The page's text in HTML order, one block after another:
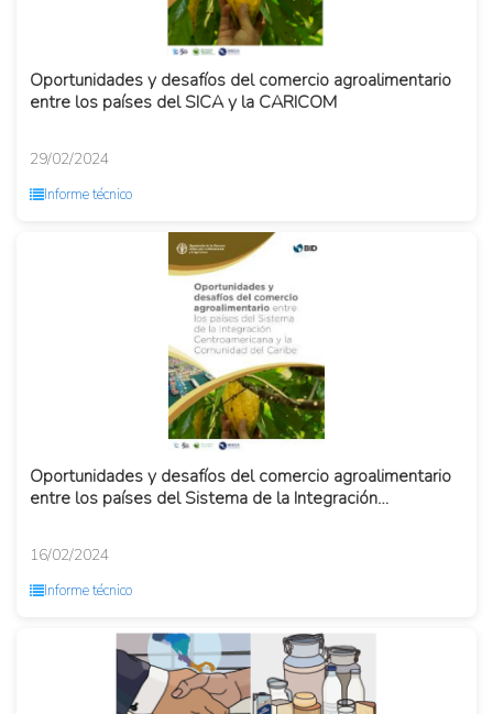
Oportunidades y desafíos del comercio agroalimentario
entre los países del SICA y la CARICOM
29/02/2024
Informe técnico
Oportunidades y desafíos del comercio agroalimentario
entre los países del Sistema de la Integración
16/02/2024
Informe técnico